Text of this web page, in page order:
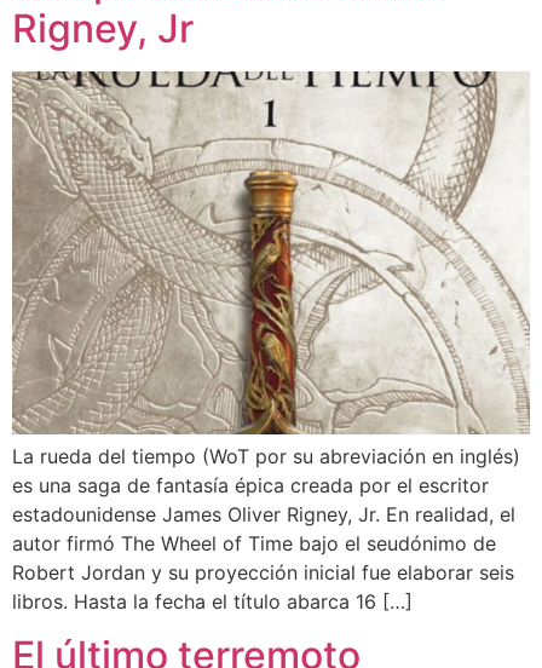
Rigney, Jr
La rueda del tiempo (WoT por su abreviación en inglés)
es una saga de fantasía épica creada por el escritor
estadounidense ­­­­­James Oliver Rigney, Jr. En realidad, el
autor firmó The Wheel of Time bajo el seudónimo de
Robert Jordan y su proyección inicial fue elaborar seis
libros. Hasta la fecha el título abarca 16 […]
El último terremoto